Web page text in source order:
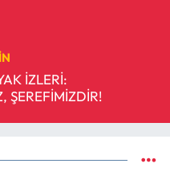
İZLERİ:
ŞEREFİMİZDİR!